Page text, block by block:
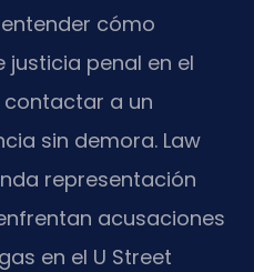
cómo
justicia penal en el
contactar a un
sin demora. Law
representación
acusaciones
en el U Street